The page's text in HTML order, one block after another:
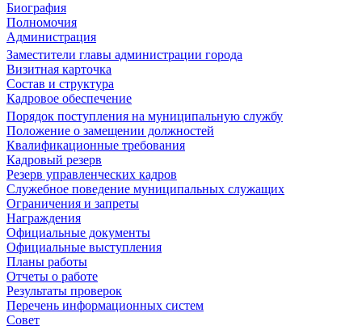
Биография
Полномочия
Администрация
Заместители главы администрации города
Визитная карточка
Состав и структура
Кадровое обеспечение
Порядок поступления на муниципальную службу
Положение о замещении должностей
Квалификационные требования
Кадровый резерв
Резерв управленческих кадров
Служебное поведение муниципальных служащих
Ограничения и запреты
Награждения
Официальные документы
Официальные выступления
Планы работы
Отчеты о работе
Результаты проверок
Перечень информационных систем
Совет